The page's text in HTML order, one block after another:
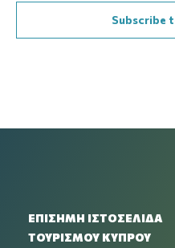
Subscribe
ΕΠΙΣΗΜΗ ΙΣΤΟΣΕΛΙΔΑ
ΤΟΥΡΙΣΜΟΥ ΚΥΠΡΟΥ